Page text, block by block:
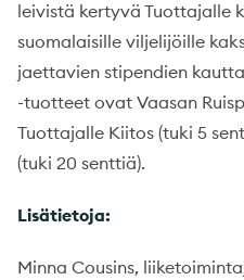
leivistä kertyvä Tuottajalle
suomalaisille viljelijöille
jaettavien stipendien
-tuotteet ovat Vaasan
Tuottajalle Kiitos (tuki 5
(tuki 20 senttiä).
Lisätietoja:
Minna Cousins,